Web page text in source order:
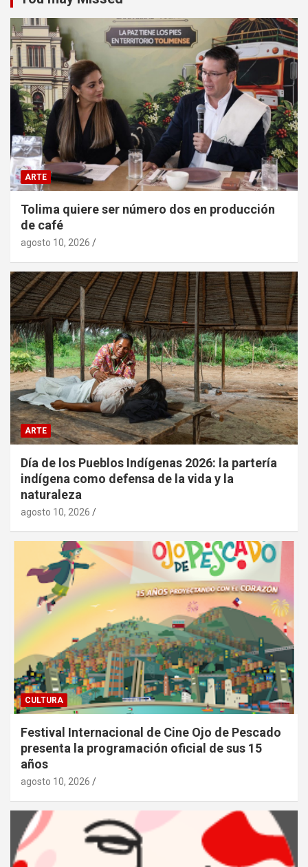
ARTE
Tolima quiere ser número dos en producción
de café
agosto 10, 2026
ARTE
Día de los Pueblos Indígenas 2026: la partería
indígena como defensa de la vida y la
naturaleza
agosto 10, 2026
CULTURA
Festival Internacional de Cine Ojo de Pescado
presenta la programación oficial de sus 15
años
agosto 10, 2026